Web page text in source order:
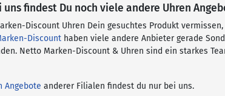
uns findest Du noch viele andere Uhren
Discount Uhren Dein gesuchtes Produkt
Discount haben viele andere Anbieter gerade
Netto Marken-Discount & Uhren sind ein starkes
Angebote anderer Filialen findest du nur bei uns.